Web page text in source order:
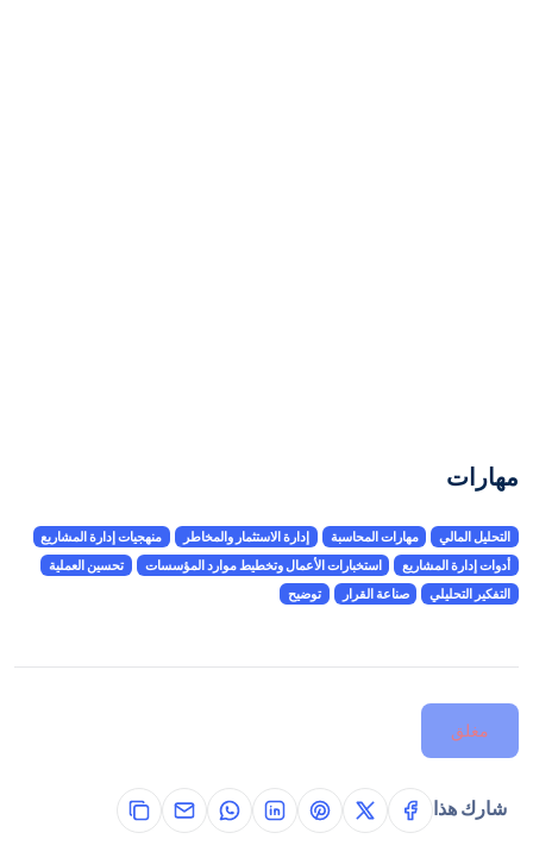
مهارات
التحليل المالي مهارات المحاسبة إدارة الاستثمار والمخاطر
منهجيات إدارة المشاريع
أدوات إدارة المشاريع
استخبارات الأعمال وتخطيط موارد المؤسسات
تحسين العملية
التفكير التحليلي
صناعة القرار توضيح
مغلق
شارك هذا